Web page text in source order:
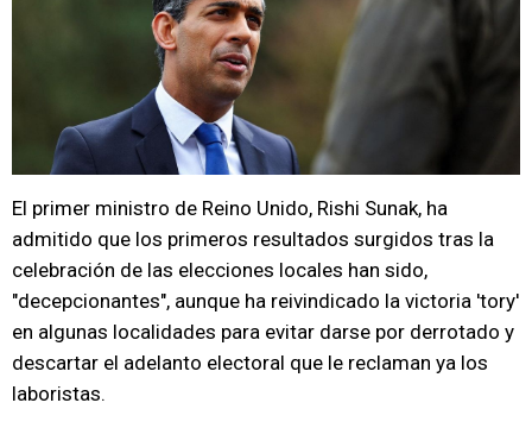
El primer ministro de Reino Unido, Rishi Sunak, ha
admitido que los primeros resultados surgidos tras la
celebración de las elecciones locales han sido,
"decepcionantes", aunque ha reivindicado la victoria 'tory'
en algunas localidades para evitar darse por derrotado y
descartar el adelanto electoral que le reclaman ya los
laboristas.